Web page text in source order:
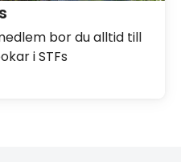
bor du alltid till
i STFs